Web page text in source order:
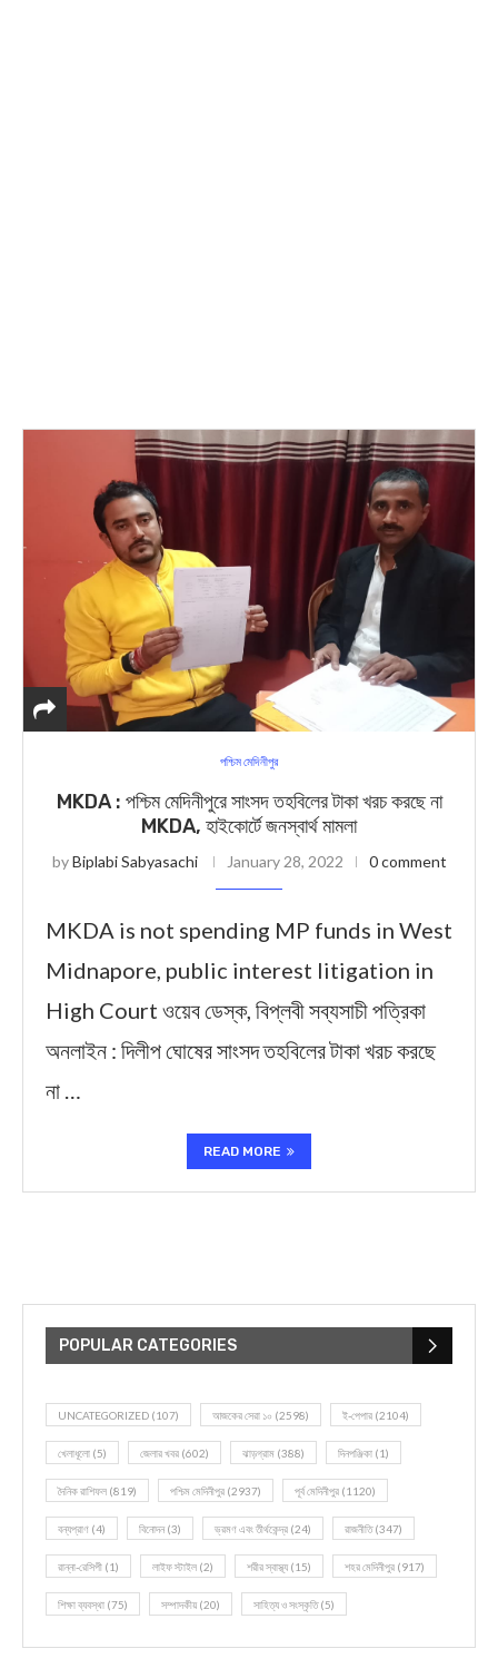
পশ্চিম মেদিনীপুর
MKDA : পশ্চিম মেদিনীপুরে সাংসদ তহবিলের টাকা খরচ করছে না
MKDA, হাইকোর্টে জনস্বার্থ মামলা
byBiplabi Sabyasachi January 28, 2022 0 comment
MKDA is not spending MP funds in West
Midnapore, public interest litigation in
High Court ওয়েব ডেস্ক, বিপ্লবী সব্যসাচী পত্রিকা
অনলাইন : দিলীপ ঘোষের সাংসদ তহবিলের টাকা খরচ করছে
না …
READ MORE
POPULAR CATEGORIES
UNCATEGORIZED (107) আজকের সেরা ১০ (2598) ই-পেপার (2104)
খেলাধূলো (5) জেলার খবর (602) ঝাড়গ্রাম (388) দিনপঞ্জিকা (1)
দৈনিক রাশিফল (819) পশ্চিম মেদিনীপুর (2937) পূর্ব মেদিনীপুর (1120)
বন্যপ্রাণ (4) বিনোদন(3) ভ্রমণ এবং তীর্থকেন্দ্র (24) রাজনীতি(347)
রান্না-রেসিপী (1) লাইফ স্টাইল (2) শরীর স্বাস্থ্য (15) শহর মেদিনীপুর (917)
শিক্ষা ব্যবস্থা (75) সম্পাদকীয় (20) সাহিত্য ও সংস্কৃতি(5)